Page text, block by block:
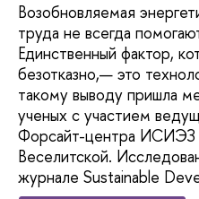
Возобновляемая
труда не всегда
Единственный фактор,
безотказно,— это
такому выводу пришла
ученых с участием
Форсайт-центра
Веселитской.
журнале Sustainable